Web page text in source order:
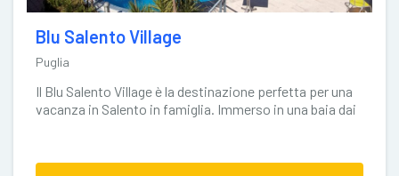
Blu Salento Village
Puglia
Il Blu Salento Village è la destinazione perfetta per una
vacanza in Salento in famiglia. Immerso in una baia dai